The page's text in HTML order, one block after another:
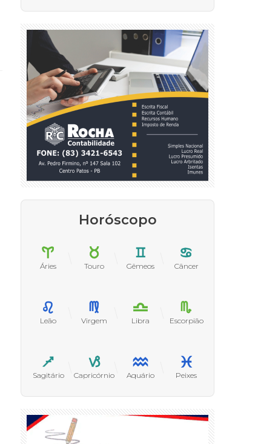
Horóscopo
Áries Touro Gêmeos Câncer
Leão Virgem Libra Escorpião
Sagitário Capricórnio Aquário Peixes